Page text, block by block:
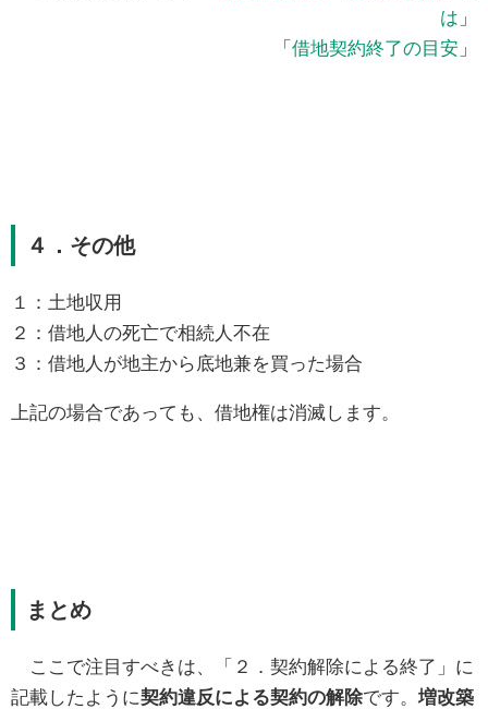
は 」
「 借地契約終了の目安 」
４．その他
１：土地収用
２：借地人の死亡で相続人不在
３：借地人が地主から底地兼を買った場合
上記の場合であっても、借地権は消滅します。
まとめ
ここで注目すべきは、「２．契約解除による終了」に
記載したように契約違反による契約の解除です。 増改築